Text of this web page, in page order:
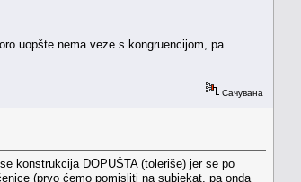
uopšte nema veze s kongruencijom, pa
Сачувана
konstrukcija DOPUŠTA (toleriše) jer se po
(prvo ćemo pomisliti na subjekat, pa onda